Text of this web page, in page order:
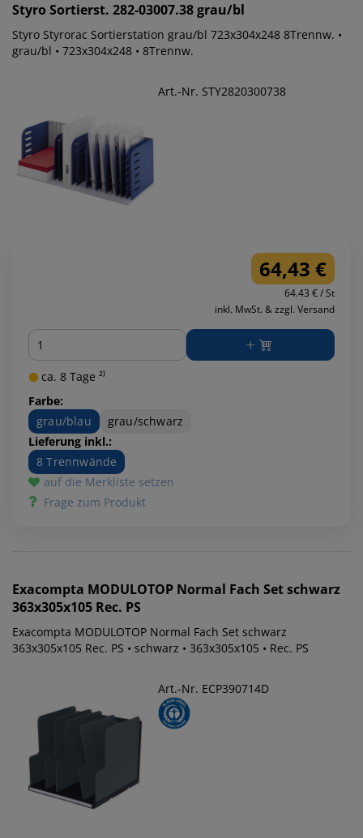
Styro Sortierst. 282-03007.38 grau/bl
Styro Styrorac Sortierstation grau/bl 723x304x248 8Trennw. •
grau/bl • 723x304x248 • 8Trennw.
Art.-Nr. STY2820300738
64,43 €
64.43 € / St
inkl. MwSt. & zzgl. Versand
Menge
ca. 8 Tage ²⁾
Farbe:
grau/blau
grau/schwarz
Lieferung inkl.:
8 Trennwände
auf die Merkliste setzen
Frage zum Produkt
Exacompta MODULOTOP Normal Fach Set schwarz
363x305x105 Rec. PS
Exacompta MODULOTOP Normal Fach Set schwarz
363x305x105 Rec. PS • schwarz • 363x305x105 • Rec. PS
Art.-Nr. ECP390714D